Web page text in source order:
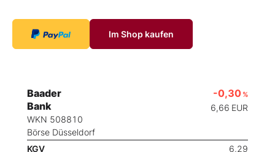
Im Shop kaufen
Baader
Bank
WKN 508810
Börse Düsseldorf
-0,30 %
6,66 EUR
KGV
6,29